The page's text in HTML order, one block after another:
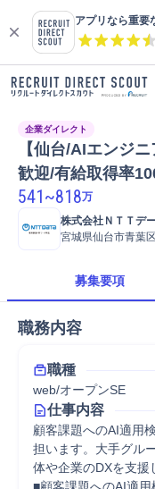
アプリなら重要
企業ダイレクト
【仙台/AIエンジ
歓迎/有給取得率
541~818万
株式会社ＮＴＴデ
宮城県仙台市青葉区
募集要項
職務内容
職種
web/オープンSE
仕事内容
顧客課題へのAI適用
担います。大手グル
体や企業のDXを支援